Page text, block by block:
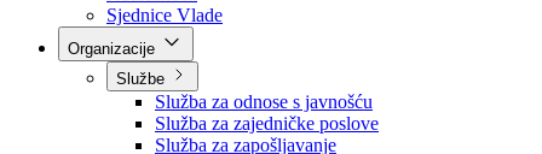
Ministarstvo za finansije
Ured Vlade i Premijera
Nadležnosti
Sjednice Vlade
Službe